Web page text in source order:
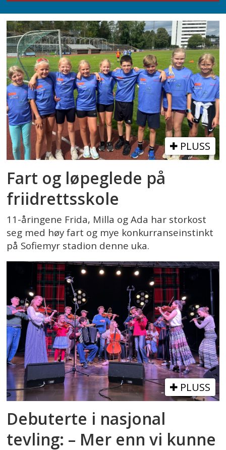
PLUSS
Fart og løpeglede på
friidrettsskole
11-åringene Frida, Milla og Ada har storkost
seg med høy fart og mye konkurranseinstinkt
på Sofiemyr stadion denne uka.
PLUSS
Debuterte i nasjonal
tevling: – Mer enn vi kunne